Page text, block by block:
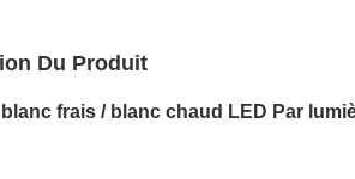
Du Produit
blanc frais / blanc chaud LED Par